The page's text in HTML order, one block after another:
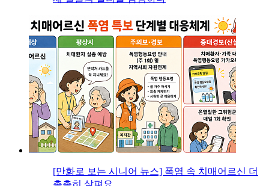
[만화로 보는 시니어 뉴스] 폭염 속 치매어르신 더